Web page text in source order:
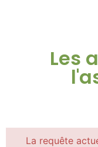
Les
La requête